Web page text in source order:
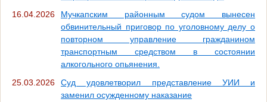
16.04.2026
Мучкапским районным судом вынесен
обвинительный приговор по уголовному делу о
повторном управление гражданином
транспортным средством в состоянии
алкогольного опьянения.
25.03.2026
Суд удовлетворил представление УИИ и
заменил осужденному наказание